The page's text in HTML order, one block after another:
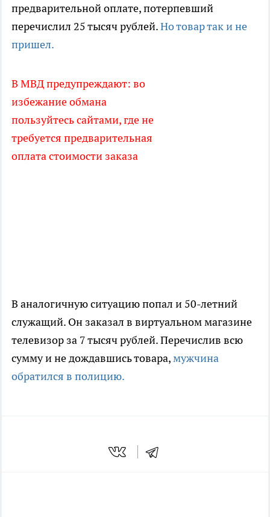
предварительной оплате, потерпевший
перечислил 25 тысяч рублей.Но товар так и не
пришел.
В МВД предупреждают: во
избежание обмана
пользуйтесь сайтами, где не
требуется предварительная
оплата стоимости заказа
В аналогичную ситуацию попал и 50-летний
служащий. Он заказал в виртуальном магазине
телевизор за 7 тысяч рублей. Перечислив всю
сумму и не дождавшись товара,мужчина
обратился в полицию.